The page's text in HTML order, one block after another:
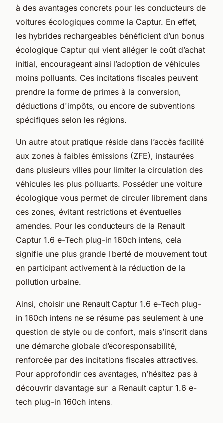
à des avantages concrets pour les conducteurs de
voitures écologiques comme la Captur. En effet,
les hybrides rechargeables bénéficient d’un bonus
écologique Captur qui vient alléger le coût d’achat
initial, encourageant ainsi l’adoption de véhicules
moins polluants. Ces incitations fiscales peuvent
prendre la forme de primes à la conversion,
déductions d'impôts, ou encore de subventions
spécifiques selon les régions.
Un autre atout pratique réside dans l’accès facilité
aux zones à faibles émissions (ZFE), instaurées
dans plusieurs villes pour limiter la circulation des
véhicules les plus polluants. Posséder une voiture
écologique vous permet de circuler librement dans
ces zones, évitant restrictions et éventuelles
amendes. Pour les conducteurs de la Renault
Captur 1.6 e-Tech plug-in 160ch intens, cela
signifie une plus grande liberté de mouvement tout
en participant activement à la réduction de la
pollution urbaine.
Ainsi, choisir une Renault Captur 1.6 e-Tech plug-
in 160ch intens ne se résume pas seulement à une
question de style ou de confort, mais s’inscrit dans
une démarche globale d’écoresponsabilité,
renforcée par des incitations fiscales attractives.
Pour approfondir ces avantages, n’hésitez pas à
découvrir davantage sur la Renault captur 1.6 e-
tech plug-in 160ch intens.